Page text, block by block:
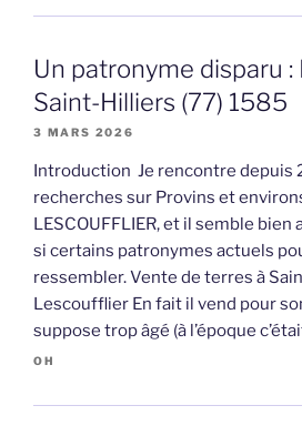
Un patronyme disparu
Saint-Hilliers (77) 1585
3 MARS 2026
Introduction Je rencontre depuis
recherches sur Provins et
LESCOUFFLIER, et il semble bien
si certains patronymes actuels
ressembler. Vente de terres à
Lescoufflier En fait il vend pour
suppose trop âgé (à l’époque
OH